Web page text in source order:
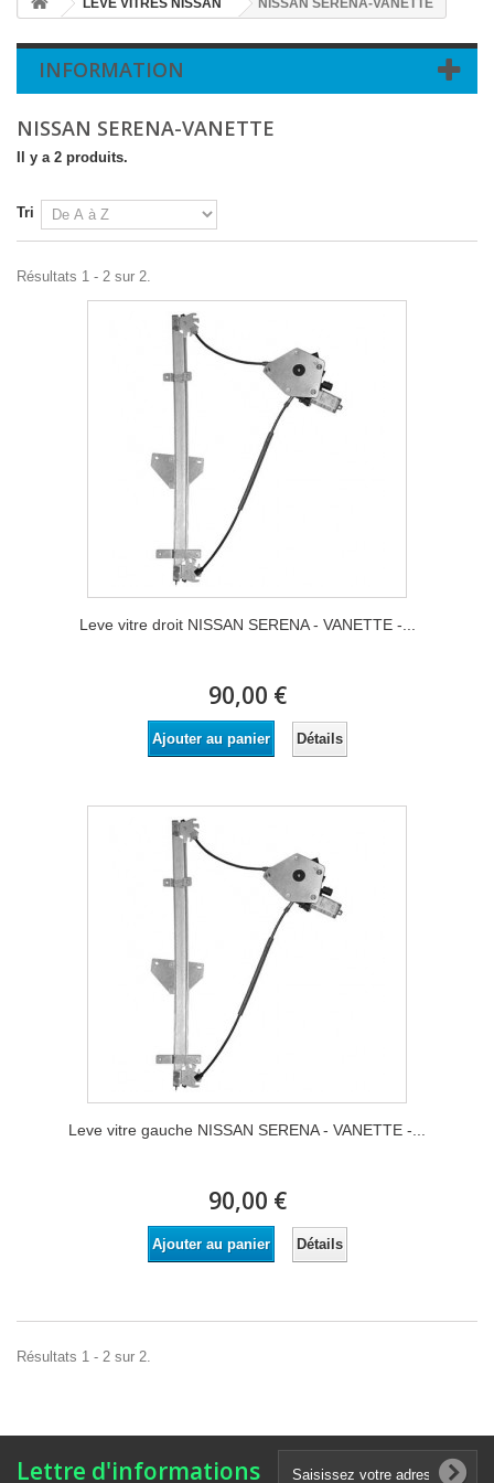
LEVE VITRES NISSAN NISSAN SERENA-VANETTE
INFORMATION
NISSAN SERENA-VANETTE
Il y a 2 produits.
Tri
Résultats 1 - 2 sur 2.
Leve vitre droit NISSAN SERENA - VANETTE -...
90,00 €
Ajouter au panier Détails
Leve vitre gauche NISSAN SERENA - VANETTE -...
90,00 €
Ajouter au panier Détails
Résultats 1 - 2 sur 2.
Lettre d'informations